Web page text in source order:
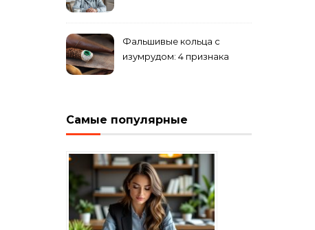
Фальшивые кольца с
изумрудом: 4 признака
Самые популярные